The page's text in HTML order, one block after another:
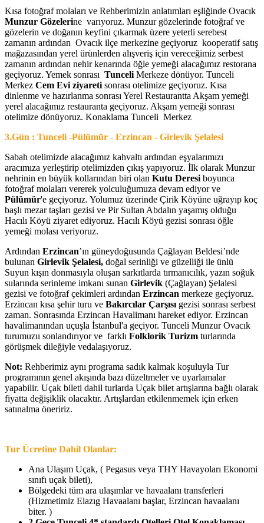
Kısa fotoğraf molaları ve Rehberimizin anlatımları eşliğinde Ovacık
Munzur Gözelerine varıyoruz. Munzur gözelerinde fotoğraf ve
gözelerin ve doğanın keyfini çıkarmak üzere yeterli serebest
zamanın ardından Ovacık ilçe merkezine geçiyoruz kooperatif satış
mağazasından yerel ürünlerden alışveriş için vereceğimiz serbest
zamanın ardından nehir kenarında öğle yemeği alacağımız restorana
geçiyoruz. Yemek sonrası Tunceli Merkeze dönüyor. Tunceli
Merkez Cem Evi ziyareti sonrası otelimize geçiyoruz. Kısa
dinlenme ve hazırlanma sonrası Yerel Restaurantta Akşam yemeği
yerel alacağımız restauranta geçiyoruz. Akşam yemeği sonrası
otelimize dönüyoruz. Konaklama Tunceli Merkez
3.Gün : Tunceli -Pülümür - Erzincan - Girlevik Şelalesi
Sabah otelimizde alacağımız kahvaltı ardından eşyalarımızı
aracımıza yerleştirip otelimizden çıkış yapıyoruz. İlk olarak Munzur
nehrinin en büyük kollarından biri olan Kutu Deresi boyunca
fotoğraf molaları vererek yolculuğumuza devam ediyor ve
Pülümür'e geçiyoruz. Yolumuz üzerinde Çirik Köyüne uğrayıp koç
başlı mezar taşları gezisi ve Pir Sultan Abdalın yaşamış olduğu
Hacılı Köyü ziyaret ediyoruz. Hacılı Köyü gezisi sonrası öğle
yemeği molası veriyoruz.
Ardından Erzincan’ın güneydoğusunda Çağlayan Beldesi’nde
bulunan Girlevik Şelalesi, doğal serinliği ve güzelliği ile ünlü
Suyun kışın donmasıyla oluşan sarkıtlarda tırmanıcılık, yazın soğuk
sularında serinleme imkanı sunan Girlevik (Çağlayan) Şelalesi
gezisi ve fotoğraf çekimleri ardından Erzincan merkeze geçiyoruz.
Erzincan kısa şehir turu ve Bakırcılar Çarşısı gezisi sonrası serbest
zaman. Sonrasında Erzincan Havalimanı hareket ediyor. Erzincan
havalimanından uçuşla İstanbul'a geçiyor. Tunceli Munzur Ovacık
turumuzu sonlandırıyor ve farklı Folklorik Turizm turlarında
görüşmek dileğiyle vedalaşıyoruz.
Not: Rehberimiz aynı programa sadık kalmak koşuluyla Tur
programının genel akışında bazı düzeltmeler ve uyarlamalar
yapabilir. Uçak bileti dahil turlarda Uçak bilet artışlarına bağlı olarak
fiyatta değişiklik olacaktır. Artışlardan etkilenmemek için erken
satınalma öneririz.
Tur Ücretine Dahil Olanlar:
Ana Ulaşım Uçak, ( Pegasus veya THY Havayoları Ekonomi
sınıfı uçak bileti),
Bölgedeki tüm ara ulaşımlar ve havaalanı transferleri
(Hizmetimiz Elazıg Havaalanı başlar, Erzincan havaalanı
biter. )